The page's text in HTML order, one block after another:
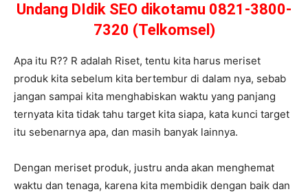
Undang DIdik SEO dikotamu 0821-3800-
7320 (Telkomsel)
Apa itu R?? R adalah Riset, tentu kita harus meriset
produk kita sebelum kita bertembur di dalam nya, sebab
jangan sampai kita menghabiskan waktu yang panjang
ternyata kita tidak tahu target kita siapa, kata kunci target
itu sebenarnya apa, dan masih banyak lainnya.
Dengan meriset produk, justru anda akan menghemat
waktu dan tenaga, karena kita membidik dengan baik dan